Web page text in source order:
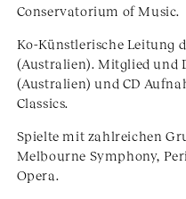
Conservatorium of Music.
Ko-Künstlerische Leitung
(Australien). Mitglied und
(Australien) und CD
Classics.
Spielte mit zahlreichen
Melbourne Symphony,
Opera.